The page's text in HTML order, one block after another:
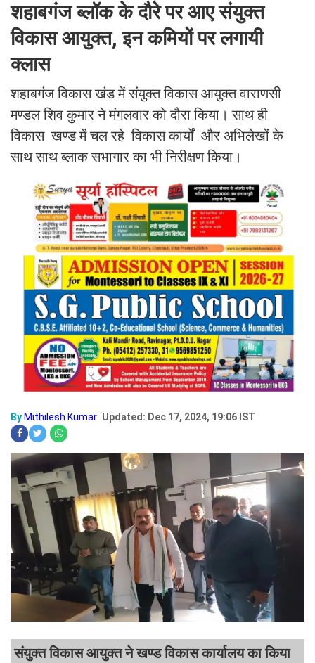
शहाबगंज ब्लॉक के दौरे पर आए संयुक्त
विकास आयुक्त, इन कमियों पर लगायी
क्लास
शहाबगंज विकास खंड में संयुक्त विकास आयुक्त वाराणसी
मण्डल शिव कुमार ने मंगलवार को दौरा किया। साथ ही
विकास खण्ड में चल रहे विकास कार्यों और अभिलेखों के
साथ साथ ब्लाक सभागार का भी निरीक्षण किया।
By Mithilesh Kumar Updated: Dec 17, 2024, 19:06 IST
संयुक्त विकास आयुक्त ने खण्ड विकास कार्यालय का किया